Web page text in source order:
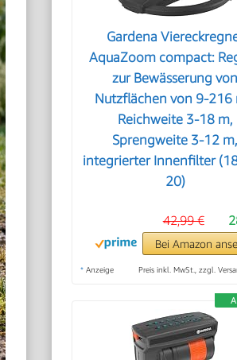
Gardena
AquaZoom compact:
zur Bewässerung von
Nutzflächen von 9-216
Reichweite 3-18 m,
Sprengweite 3-12 m,
integrierter Innenfilter
20)
42,99 €
Bei Amazon
* Anzeige Preis inkl. MwSt., zzgl.